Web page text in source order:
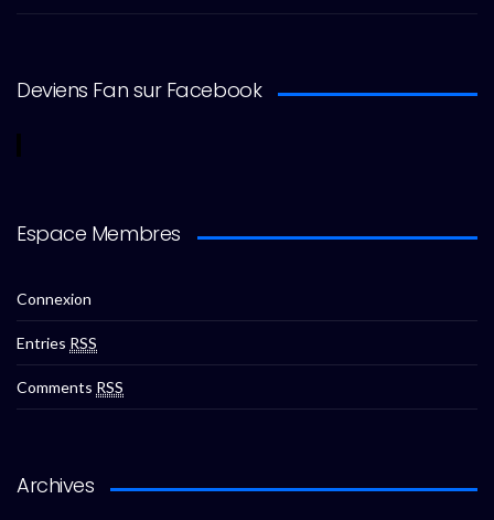
Deviens Fan sur Facebook
Espace Membres
Connexion
Entries RSS
Comments RSS
Archives